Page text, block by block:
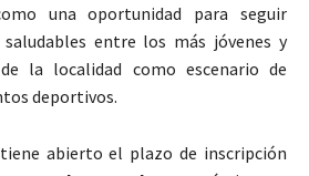
una oportunidad para seguir
entre los más jóvenes y
la localidad como escenario de
deportivos.
abierto el plazo de inscripción